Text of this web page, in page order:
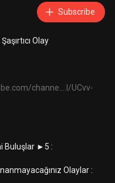
Subscribe
Olay
channe....l/UCvv-
Buluşlar ►5 :
Olaylar :